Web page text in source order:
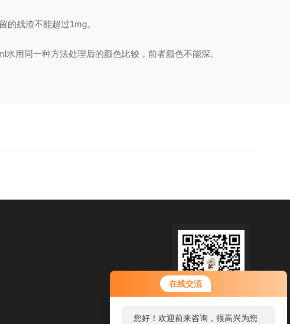
在线交流
您好！欢迎前来咨询，很高兴为您
残渣不能超过1mg。
用同一种方法处理后的颜色比较，前者颜色不能深。